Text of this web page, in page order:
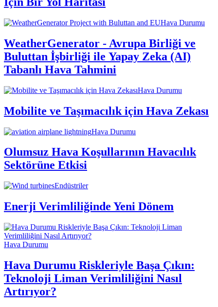
Hava Durumu
WeatherGenerator - Avrupa Birliği ve
Buluttan İşbirliği ile Yapay Zeka (AI)
Tabanlı Hava Tahmini
Hava Durumu
Mobilite ve Taşımacılık için Hava Zekası
Hava Durumu
Olumsuz Hava Koşullarının Havacılık
Sektörüne Etkisi
Endüstriler
Enerji Verimliliğinde Yeni Dönem
Hava Durumu
Hava Durumu Riskleriyle Başa Çıkın:
Teknoloji Liman Verimliliğini Nasıl
Artırıyor?